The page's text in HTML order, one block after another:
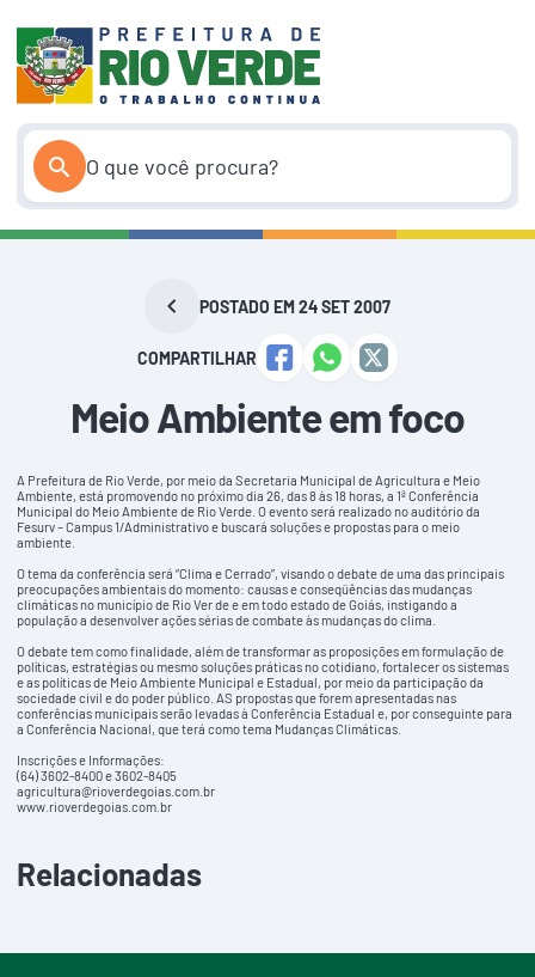
conteúdo
POSTADO EM 24 SET 2007
COMPARTILHAR
Meio Ambiente em foco
A Prefeitura de Rio Verde, por meio da Secretaria Municipal de Agricultura e Meio
Ambiente, está promovendo no próximo dia 26, das 8 às 18 horas, a 1ª Conferência
Municipal do Meio Ambiente de Rio Verde. O evento será realizado no auditório da
Fesurv – Campus 1/Administrativo e buscará soluções e propostas para o meio
ambiente.
O tema da conferência será “Clima e Cerrado”, visando o debate de uma das principais
preocupações ambientais do momento: causas e conseqüências das mudanças
climáticas no município de Rio Ver de e em todo estado de Goiás, instigando a
população a desenvolver ações sérias de combate às mudanças do clima.
O debate tem como finalidade, além de transformar as proposições em formulação de
políticas, estratégias ou mesmo soluções práticas no cotidiano, fortalecer os sistemas
e as políticas de Meio Ambiente Municipal e Estadual, por meio da participação da
sociedade civil e do poder público. AS propostas que forem apresentadas nas
conferências municipais serão levadas à Conferência Estadual e, por conseguinte para
a Conferência Nacional, que terá como tema Mudanças Climáticas.
Inscrições e Informações:
(64) 3602-8400 e 3602-8405
agricultura@rioverdegoias.com.br
www.rioverdegoias.com.br
Relacionadas